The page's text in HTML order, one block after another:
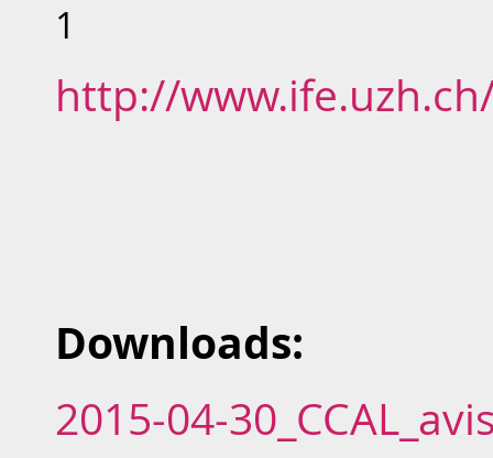
1
http://
Downloads:
2015-04-